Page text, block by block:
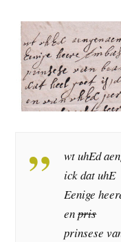
wt uhEd
ick dat uhE
Eenige
enpris
prinsese